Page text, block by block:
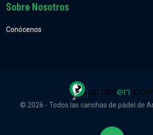
Sobre Nosotros
Conócenos
© 2026 - Todos las canchas de pádel de